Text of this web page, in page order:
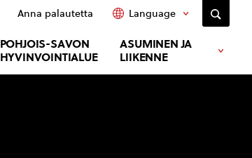
POHJOIS-SAVON
HYVINVOINTIALUE
ASUMINEN JA
LIIKENNE
Anna palautetta Language